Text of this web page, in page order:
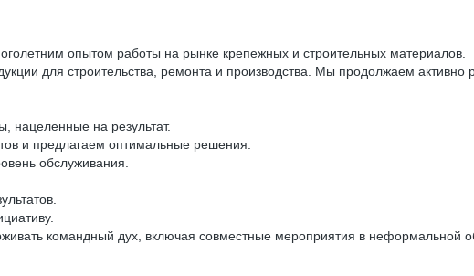
опытом работы на рынке крепежных и строительных материалов.
для строительства, ремонта и производства. Мы продолжаем активно
нацеленные на результат.
и предлагаем оптимальные решения.
обслуживания.
командный дух, включая совместные мероприятия в неформальной